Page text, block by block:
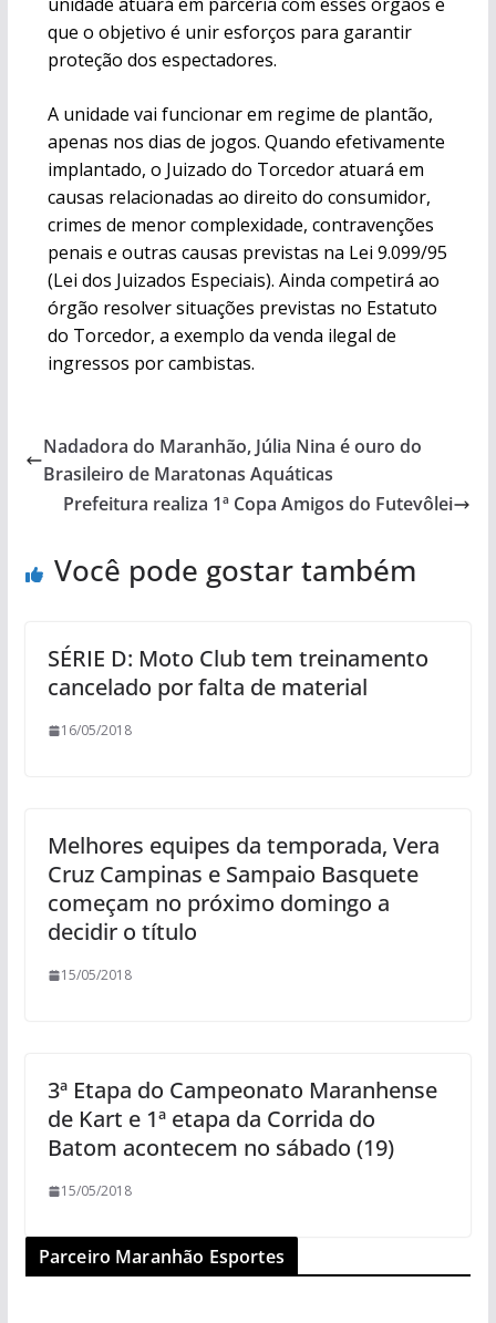
que o objetivo é unir esforços para garantir
proteção dos espectadores.
A unidade vai funcionar em regime de plantão,
apenas nos dias de jogos. Quando efetivamente
implantado, o Juizado do Torcedor atuará em
causas relacionadas ao direito do consumidor,
crimes de menor complexidade, contravenções
penais e outras causas previstas na Lei 9.099/95
(Lei dos Juizados Especiais). Ainda competirá ao
órgão resolver situações previstas no Estatuto
do Torcedor, a exemplo da venda ilegal de
ingressos por cambistas.
Nadadora do Maranhão, Júlia Nina é ouro do
Brasileiro de Maratonas Aquáticas
Prefeitura realiza 1ª Copa Amigos do Futevôlei
Você pode gostar também
SÉRIE D: Moto Club tem treinamento
cancelado por falta de material
16/05/2018
Melhores equipes da temporada, Vera
Cruz Campinas e Sampaio Basquete
começam no próximo domingo a
decidir o título
15/05/2018
3ª Etapa do Campeonato Maranhense
de Kart e 1ª etapa da Corrida do
Batom acontecem no sábado (19)
15/05/2018
Parceiro Maranhão Esportes